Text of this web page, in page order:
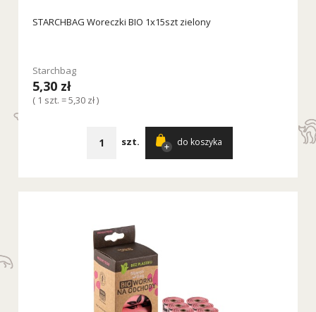
STARCHBAG Woreczki BIO 1x15szt zielony
Starchbag
5,30 zł
( 1 szt. = 5,30 zł )
szt. do koszyka